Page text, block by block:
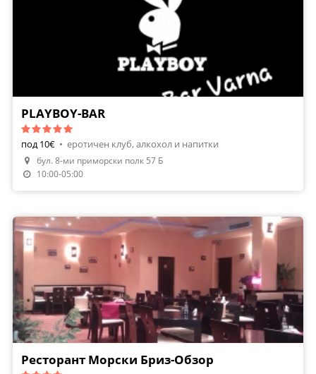
PLAYBOY-BAR
под 10€ • еротичен клуб, алкохол и напитки
бул. 8-ми приморски полк 57 Б
10:00-05:00
Ресторант Морски Бриз-Обзор